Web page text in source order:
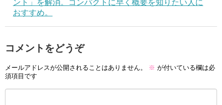
ント」を解消。コンパクトに早く概要を知りたい人に
おすすめ。
コメントをどうぞ
メールアドレスが公開されることはありません。 ※ が付いている欄は必
須項目です